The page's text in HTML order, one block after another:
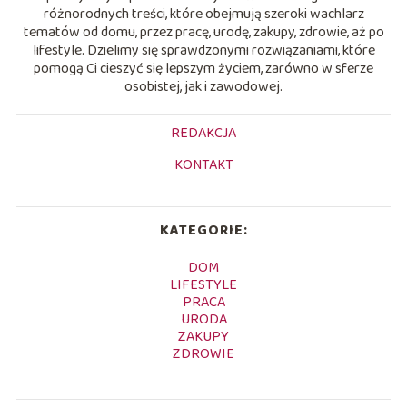
różnorodnych treści, które obejmują szeroki wachlarz
tematów od domu, przez pracę, urodę, zakupy, zdrowie, aż po
lifestyle. Dzielimy się sprawdzonymi rozwiązaniami, które
pomogą Ci cieszyć się lepszym życiem, zarówno w sferze
osobistej, jak i zawodowej.
REDAKCJA
KONTAKT
KATEGORIE:
DOM
LIFESTYLE
PRACA
URODA
ZAKUPY
ZDROWIE